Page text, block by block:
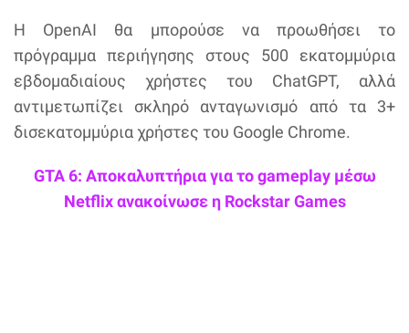
Η OpenAI θα μπορούσε να προωθήσει το
πρόγραμμα περιήγησης στους 500 εκατομμύρια
εβδομαδιαίους χρήστες του ChatGPT, αλλά
αντιμετωπίζει σκληρό ανταγωνισμό από τα 3+
δισεκατομμύρια χρήστες του Google Chrome.
GTA 6: Αποκαλυπτήρια για το gameplay μέσω
Netflix ανακοίνωσε η Rockstar Games